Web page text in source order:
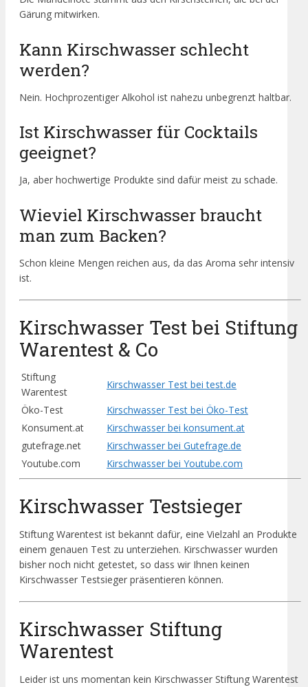
Gärung mitwirken.
Kann Kirschwasser schlecht
werden?
Nein. Hochprozentiger Alkohol ist nahezu unbegrenzt haltbar.
Ist Kirschwasser für Cocktails
geeignet?
Ja, aber hochwertige Produkte sind dafür meist zu schade.
Wieviel Kirschwasser braucht
man zum Backen?
Schon kleine Mengen reichen aus, da das Aroma sehr intensiv
ist.
Kirschwasser Test bei Stiftung
Warentest & Co
Stiftung
Warentest
Kirschwasser Test bei test.de
Öko-Test
Kirschwasser Test bei Öko-Test
Konsument.at
Kirschwasser bei konsument.at
gutefrage.net
Kirschwasser bei Gutefrage.de
Youtube.com
Kirschwasser bei Youtube.com
Kirschwasser Testsieger
Stiftung Warentest ist bekannt dafür, eine Vielzahl an Produkte
einem genauen Test zu unterziehen. Kirschwasser wurden
bisher noch nicht getestet, so dass wir Ihnen keinen
Kirschwasser Testsieger präsentieren können.
Kirschwasser Stiftung
Warentest
Leider ist uns momentan kein Kirschwasser Stiftung Warentest